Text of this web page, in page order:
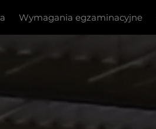
Wymagania egzaminacyjne